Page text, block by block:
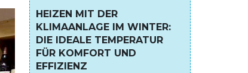
HEIZEN MIT DER
KLIMAANLAGE IM WINTER:
DIE IDEALE TEMPERATUR
FÜR KOMFORT UND
EFFIZIENZ